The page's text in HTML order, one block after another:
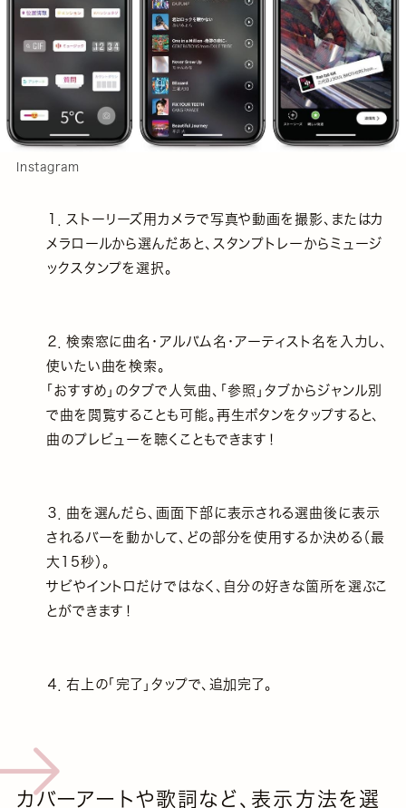
Instagram
１．ストーリーズ⽤カメラで写真や動画を撮影、またはカ
メラロールから選んだあと、スタンプトレーからミュージ
ックスタンプを選択。
２．検索窓に曲名・アルバム名・アーティスト名を入力し、
使いたい曲を検索。
「おすすめ」のタブで⼈気曲、「参照」タブからジャンル別
で曲を閲覧することも可能。再⽣ボタンをタップすると、
曲のプレビューを聴くこともできます！
３．曲を選んだら、画⾯下部に表⽰される選曲後に表⽰
されるバーを動かして、どの部分を使⽤するか決める（最
⼤15秒）。
サビやイントロだけではなく、⾃分の好きな箇所を選ぶこ
とができます！
４．右上の「完了」タップで、追加完了。
カバーアートや歌詞など、表示方法を選